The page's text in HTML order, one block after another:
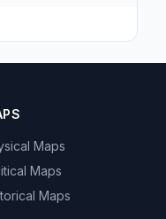
Maps
Maps
Maps